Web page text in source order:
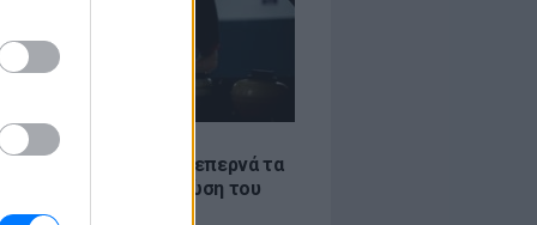
«φωτιά»: Η βενζίνη ξεπερνά τα
το λίτρο παρά την πτώση του
διεθνώς